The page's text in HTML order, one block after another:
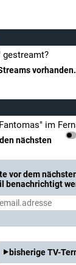
gestreamt?
vorhanden.
im
nächsten
vor dem
benachrichtigt
bisherige TV-